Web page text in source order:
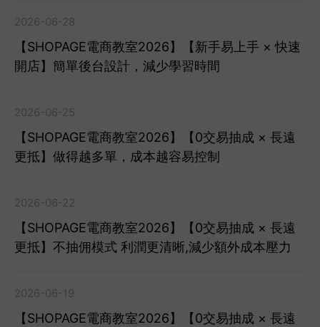
2026-06-28
【SHOPAGE電商教室2026】【新手易上手 × 快速
開店】簡單後台設計，減少學習時間
2026-06-25
【SHOPAGE電商教室2026】【0交易抽成 × 長遠
更抵】做得越多單，成本越容易控制
2026-06-22
【SHOPAGE電商教室2026】【0交易抽成 × 長遠
更抵】不抽佣模式 利潤更清晰,減少額外成本壓力
2026-06-19
【SHOPAGE電商教室2026】【0交易抽成 × 長遠